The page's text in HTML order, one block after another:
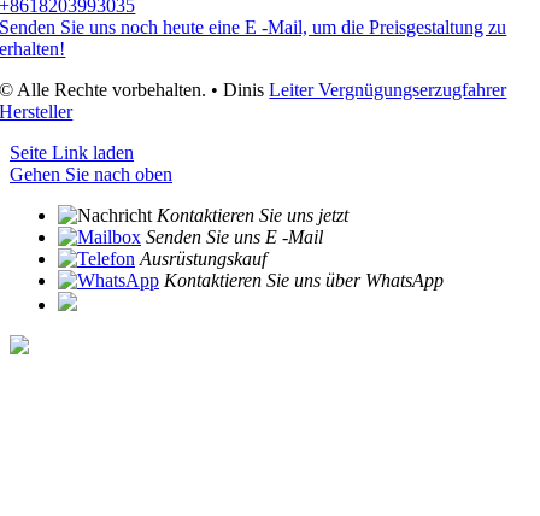
+8618203993035
Senden Sie uns noch heute eine E -Mail, um die Preisgestaltung zu
erhalten!
© Alle Rechte vorbehalten. • DinisLeiter Vergnügungserzugfahrer
Hersteller
Seite Link laden
Gehen Sie nach oben
Kontaktieren Sie uns jetzt
Senden Sie uns E -Mail
Ausrüstungskauf
Kontaktieren Sie uns über WhatsApp